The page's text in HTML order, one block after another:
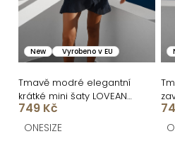
New Vyrobeno v EU
Tmavě modré elegantní
krátké mini šaty LOVEANA
s volánkem
749 Kč
ONESIZE